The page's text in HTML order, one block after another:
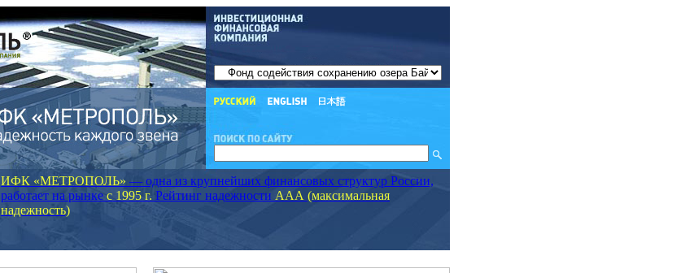
ИФК «МЕТРОПОЛЬ» — одна из крупнейших финансовых структур России,
работает на рынке с 1995 г. Рейтинг надежности ААА (максимальная
надежность)